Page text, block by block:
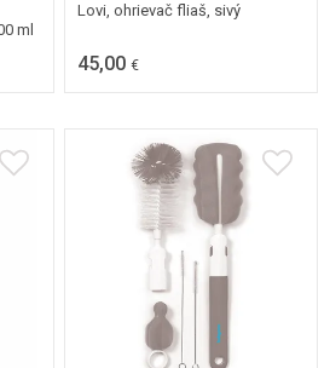
ml
Lovi, ohrievač fliaš, sivý
45,00 €